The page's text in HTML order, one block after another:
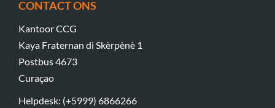
CONTACT ONS
Kantoor CCG
Kaya Fraternan di Skèrpènè 1
Postbus 4673
Curaçao
Helpdesk: (+5999) 6866266